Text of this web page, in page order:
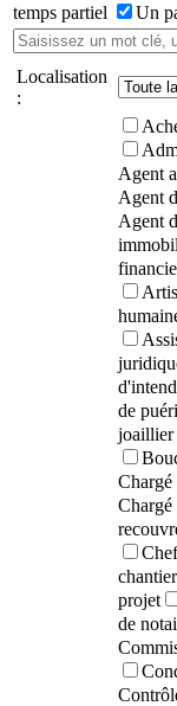
temps partiel
Un
Localisation
:
Agent
Agent
Agent
de
joaillier
Chargé
chantier
projet
de